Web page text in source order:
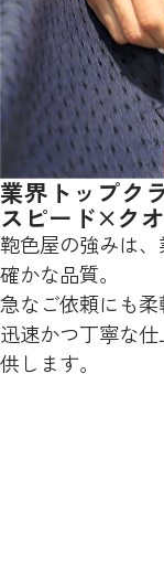
業界トップク
スピード×ク
鞄色屋の強みは
確かな品質。
急なご依頼にも柔
迅速かつ丁寧な
供します。